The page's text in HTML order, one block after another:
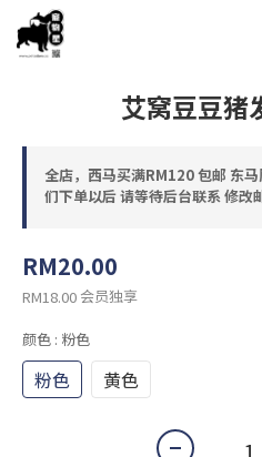
艾窝豆豆猪
全店，西马买满RM120 包邮 东
们下单以后 请等待后台联系 修改
RM20.00
RM18.00 会员独享
颜色 : 粉色
粉色 黄色